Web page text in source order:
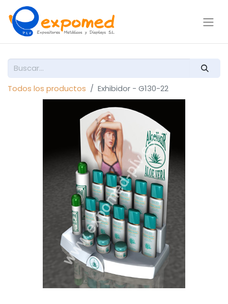
Todos los productos Exhibidor - G130-22